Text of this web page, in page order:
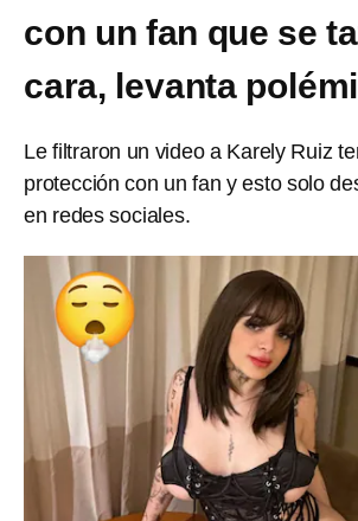
con un fan que se
cara, levanta
Le filtraron un video a Karely Ruiz
protección con un fan y esto solo
en redes sociales.